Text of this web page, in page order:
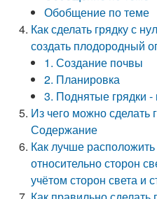
Обобщение по теме
Как сделать грядку с
создать плодородный
1. Создание почвы
2. Планировка
3. Поднятые грядки -
Из чего можно сделать
Содержание
Как лучше
относительно сторон
учётом сторон света и